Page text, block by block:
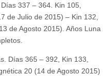
337 – 364. Kin 105,
de Julio de 2015) – Kin 132,
de Agosto 2015). Años Luna
Días 365 – 392, Kin 133,
20 (14 de Agosto 2015)